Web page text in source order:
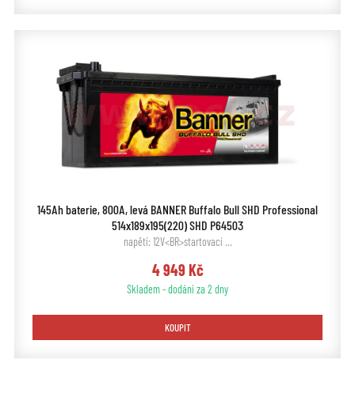
145Ah baterie, 800A, levá BANNER Buffalo Bull SHD Professional
514x189x195(220) SHD P64503
napětí: 12V<BR>startovací …
4 949 Kč
Skladem - dodání za 2 dny
KOUPIT